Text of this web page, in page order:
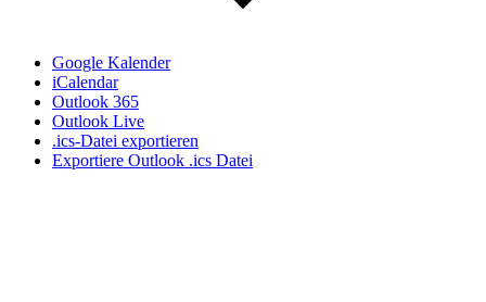
Google Kalender
iCalendar
Outlook 365
Outlook Live
.ics-Datei exportieren
Exportiere Outlook .ics Datei